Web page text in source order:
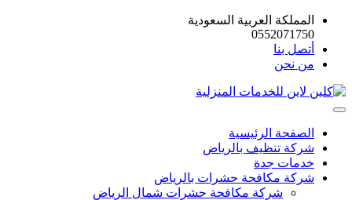
المملكة العربية السعودية
0552071750
أتصل بنا
من نحن
الصفحة الرئيسية
شركة تنظيف بالرياض
خدمات جدة
شركة مكافحة حشرات بالرياض
شركة مكافحة حشرات شمال الرياض